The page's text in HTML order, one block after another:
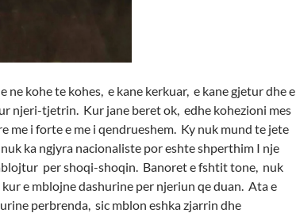
ne kohe te kohes, e kane kerkuar, e kane gjetur dhe e
njeri-tjetrin. Kur jane beret ok, edhe kohezioni mes
me i forte e me i qendrueshem. Ky nuk mund te jete
ka ngjyra nacionaliste por eshte shperthim I nje
per shoqi-shoqin. Banoret e fshtit tone, nuk
e mblojne dashurine per njeriun qe duan. Ata e
perbrenda, sic mblon eshka zjarrin dhe